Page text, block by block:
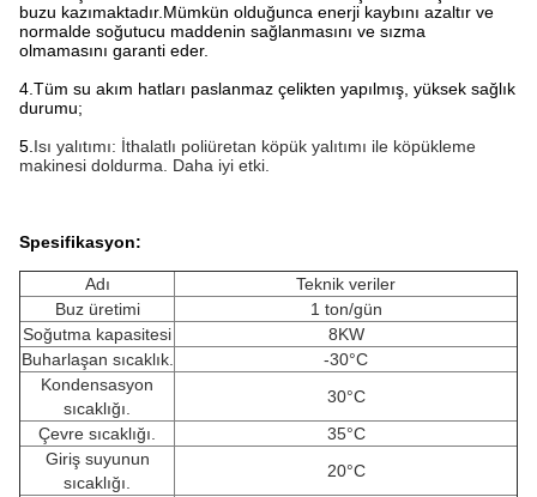
buzu kazımaktadır.Mümkün olduğunca enerji kaybını azaltır ve
normalde soğutucu maddenin sağlanmasını ve sızma
olmamasını garanti eder.
4 Tüm su akım hatları paslanmaz çelikten yapılmış, yüksek sağlık
durumu;
5. Isı yalıtımı: İthalatlı poliüretan köpük yalıtımı ile köpükleme
makinesi doldurma. Daha iyi etki.
Spesifikasyon:
Adı
Teknik veriler
Buz üretimi
1 ton/gün
Soğutma kapasitesi
8KW
Buharlaşan sıcaklık.
-30°C
Kondensasyon
sıcaklığı.
30°C
Çevre sıcaklığı.
35°C
Giriş suyunun
sıcaklığı.
20°C